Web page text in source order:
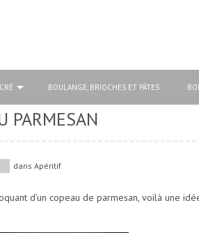
BOULANGE, BRIOCHES ET PÂTES
PARMESAN
dans Apéritif
d’un copeau de parmesan, voilà une